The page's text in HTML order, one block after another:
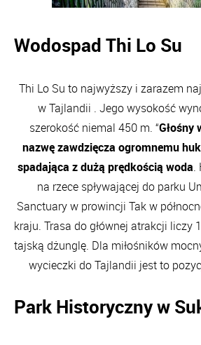
Wodospad Thi Lo Su
Thi Lo Su to najwyższy i zarazem
w Tajlandii . Jego wysokość
szerokość niemal 450 m. “Głośny
nazwę zawdzięcza ogromnemu
spadająca z dużą prędkością woda.
na rzece spływającej do parku
Sanctuary w prowincji Tak w
kraju. Trasa do głównej atrakcji liczy
tajską dżunglę. Dla miłośników
wycieczki do Tajlandii jest to
Park Historyczny w